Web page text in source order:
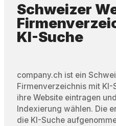
Schweizer
KI-Suche
company.ch ist ein
Firmenverzeichnis mit KI-
ihre Website eintragen
Indexierung wählen. Die
die KI-Suche